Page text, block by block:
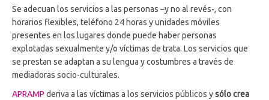
Se adecuan los servicios a las personas –y no al revés-, con
horarios flexibles, teléfono 24 horas y unidades móviles
presentes en los lugares donde puede haber personas
explotadas sexualmente y/o víctimas de trata. Los servicios que
se prestan se adaptan a su lengua y costumbres a través de
mediadoras socio-culturales.
APRAMP deriva a las víctimas a los servicios públicos ysólo crea